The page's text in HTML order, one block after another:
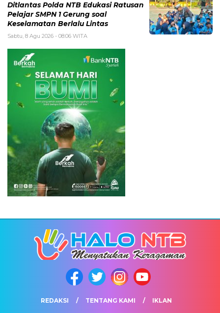
Ditlantas Polda NTB Edukasi Ratusan
Pelajar SMPN 1 Gerung soal
Keselamatan Berlalu Lintas
Sabtu, 8 Agu 2026 - 08:06 WITA
REDAKSI TENTANG KAMI IKLAN